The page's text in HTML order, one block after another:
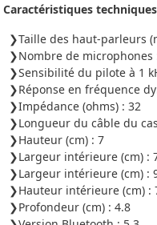
Caractéristiques
Taille des haut-parleurs
Nombre de microphones
Sensibilité du pilote à 1
Réponse en fréquence
Impédance (ohms) : 32
Longueur du câble du
Hauteur (cm) : 7
Largeur intérieure (cm) :
Largeur intérieure (cm) :
Hauteur intérieure (cm) :
Profondeur (cm) : 4.8